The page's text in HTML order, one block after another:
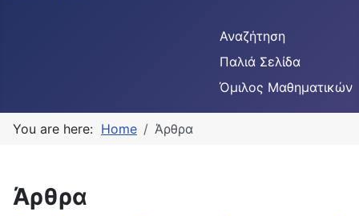
Αναζήτηση
Παλιά Σελίδα
Όμιλος Μαθηματικών
You are here: Home Άρθρα
Άρθρα